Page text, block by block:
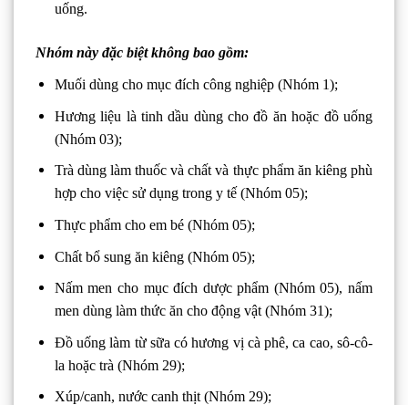
uống.
Nhóm này đặc biệt không bao gồm:
Muối dùng cho mục đích công nghiệp (Nhóm 1);
Hương liệu là tinh dầu dùng cho đồ ăn hoặc đồ uống
(Nhóm 03);
Trà dùng làm thuốc và chất và thực phẩm ăn kiêng phù
hợp cho việc sử dụng trong y tế (Nhóm 05);
Thực phẩm cho em bé (Nhóm 05);
Chất bổ sung ăn kiêng (Nhóm 05);
Nấm men cho mục đích dược phẩm (Nhóm 05), nấm
men dùng làm thức ăn cho động vật (Nhóm 31);
Đồ uống làm từ sữa có hương vị cà phê, ca cao, sô-cô-
la hoặc trà (Nhóm 29);
Xúp/canh, nước canh thịt (Nhóm 29);